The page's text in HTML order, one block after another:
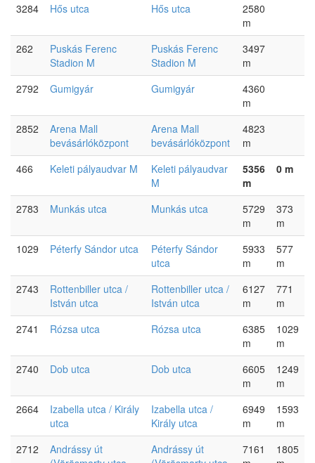
3284
Hős utca Hős utca
2580
m
262
Puskás Ferenc
Stadion M
Puskás Ferenc
Stadion M
3497
m
2792
Gumigyár Gumigyár
4360
m
2852
Arena Mall
bevásárlóközpont
Arena Mall
bevásárlóközpont
4823
m
466
Keleti pályaudvar M
Keleti pályaudvar
M
5356
m
0 m
2783 Munkás utca Munkás utca
5729
m
373
m
1029
Péterfy Sándor utca
Péterfy Sándor
utca
5933
m
577
m
2743
Rottenbiller utca /
István utca
Rottenbiller utca /
István utca
6127
m
771
m
2741
Rózsa utca Rózsa utca
6385
m
1029
m
2740
Dob utca Dob utca
6605
m
1249
m
2664
Izabella utca / Király
utca
Izabella utca /
Király utca
6949
m
1593
m
2712
Andrássy út
Andrássy út
7161
1805